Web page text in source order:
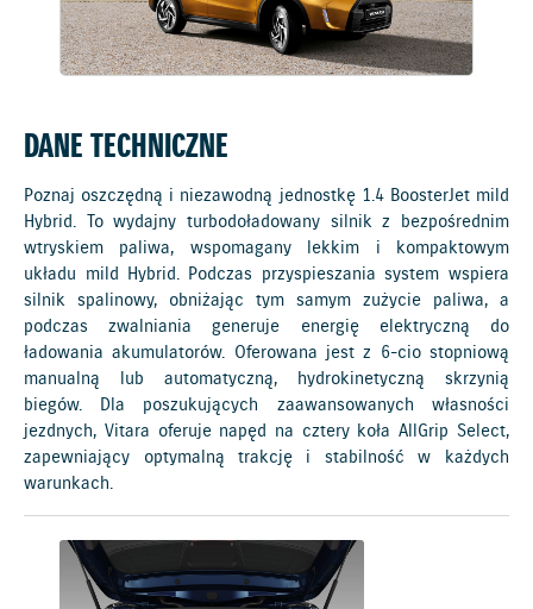
DANE TECHNICZNE
Poznaj oszczędną i niezawodną jednostkę 1.4 BoosterJet mild
Hybrid. To wydajny turbodoładowany silnik z bezpośrednim
wtryskiem paliwa, wspomagany lekkim i kompaktowym
układu mild Hybrid. Podczas przyspieszania system wspiera
silnik spalinowy, obniżając tym samym zużycie paliwa, a
podczas zwalniania generuje energię elektryczną do
ładowania akumulatorów. Oferowana jest z 6-cio stopniową
manualną lub automatyczną, hydrokinetyczną skrzynią
biegów. Dla poszukujących zaawansowanych własności
jezdnych, Vitara oferuje napęd na cztery koła AllGrip Select,
zapewniający optymalną trakcję i stabilność w każdych
warunkach.